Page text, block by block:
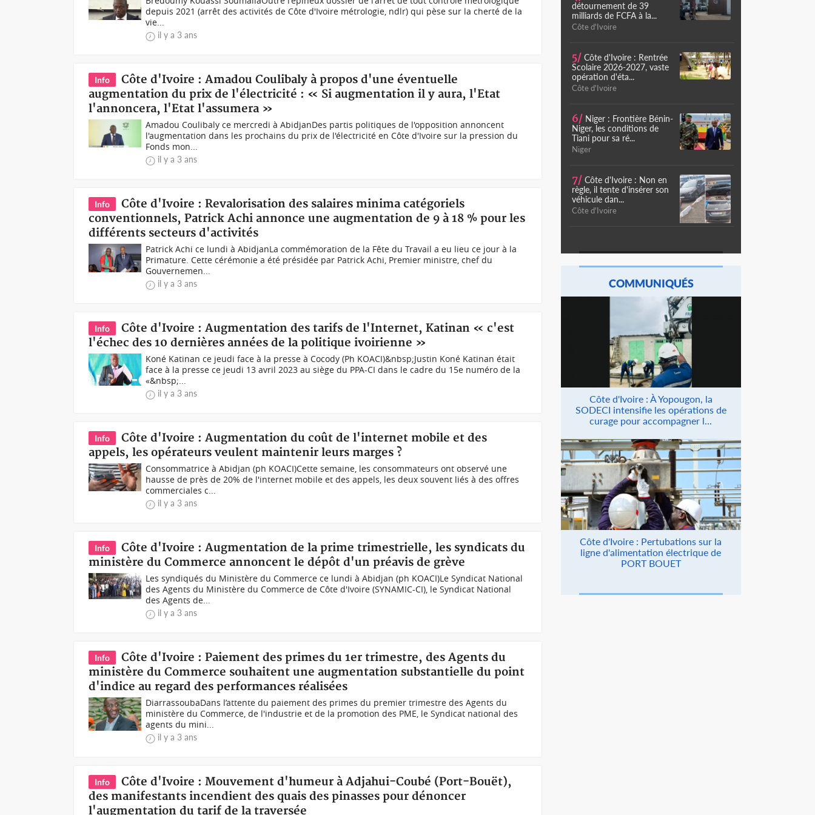
depuis 2021 (arrêt des activités de Côte d'Ivoire métrologie, ndlr) qui pèse sur la cherté de la
vie...
il y a 3 ans
Info
Côte d'Ivoire : Amadou Coulibaly à propos d'une éventuelle
augmentation du prix de l'électricité : « Si augmentation il y aura, l'Etat
l'annoncera, l'Etat l'assumera »
Amadou Coulibaly ce mercredi à AbidjanDes partis politiques de l'opposition annoncent
l'augmentation dans les prochains du prix de l'électricité en Côte d'Ivoire sur la pression du
Fonds mon...
il y a 3 ans
Info
Côte d'Ivoire : Revalorisation des salaires minima catégoriels
conventionnels, Patrick Achi annonce une augmentation de 9 à 18 % pour les
différents secteurs d'activités
Patrick Achi ce lundi à AbidjanLa commémoration de la Fête du Travail a eu lieu ce jour à la
Primature. Cette cérémonie a été présidée par Patrick Achi, Premier ministre, chef du
Gouvernemen...
il y a 3 ans
Info
Côte d'Ivoire : Augmentation des tarifs de l'Internet, Katinan « c'est
l'échec des 10 dernières années de la politique ivoirienne »
Koné Katinan ce jeudi face à la presse à Cocody (Ph KOACI)&nbsp;Justin Koné Katinan était
face à la presse ce jeudi 13 avril 2023 au siège du PPA-CI dans le cadre du 15e numéro de la
«&nbsp;...
il y a 3 ans
Info
Côte d'Ivoire : Augmentation du coût de l'internet mobile et des
appels, les opérateurs veulent maintenir leurs marges ?
Consommatrice à Abidjan (ph KOACI)Cette semaine, les consommateurs ont observé une
hausse de près de 20% de l'internet mobile et des appels, les deux souvent liés à des offres
commerciales c...
il y a 3 ans
Info
Côte d'Ivoire : Augmentation de la prime trimestrielle, les syndicats du
ministère du Commerce annoncent le dépôt d'un préavis de grève
Les syndiqués du Ministère du Commerce ce lundi à Abidjan (ph KOACI)Le Syndicat National
des Agents du Ministère du Commerce de Côte d'Ivoire (SYNAMIC-CI), le Syndicat National
des Agents de...
il y a 3 ans
Info
Côte d'Ivoire : Paiement des primes du 1er trimestre, des Agents du
ministère du Commerce souhaitent une augmentation substantielle du point
d'indice au regard des performances réalisées
DiarrassoubaDans l’attente du paiement des primes du premier trimestre des Agents du
ministère du Commerce, de l'industrie et de la promotion des PME, le Syndicat national des
agents du mini...
il y a 3 ans
Info
Côte d'Ivoire : Mouvement d'humeur à Adjahui-Coubé (Port-Bouët),
des manifestants incendient des quais des pinasses pour dénoncer
l'augmentation du tarif de la traversée
détournement de 39
milliards de FCFA à la...
Côte d'Ivoire
5/ Côte d'Ivoire : Rentrée
Scolaire 2026-2027, vaste
opération d'éta...
Côte d'Ivoire
6/ Niger : Frontière Bénin-
Niger, les conditions de
Tiani pour sa ré...
Niger
7/ Côte d'Ivoire : Non en
règle, il tente d'insérer son
véhicule dan...
Côte d'Ivoire
COMMUNIQUÉS
Côte d'Ivoire : À Yopougon, la
SODECI intensifie les opérations de
curage pour accompagner l...
Côte d'Ivoire : Pertubations sur la
ligne d'alimentation électrique de
PORT BOUET